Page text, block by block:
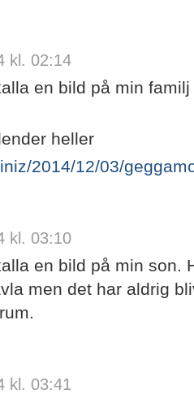
kl. 02:14
en bild på min
heller
2014/12/03/
kl. 03:10
en bild på min son.
men det har aldrig
kl. 03:41